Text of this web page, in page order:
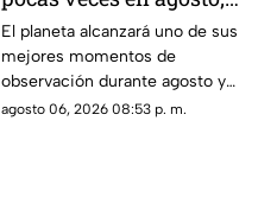
a esta hora podrás
verlo durante este mes
El planeta alcanzará uno de sus
mejores momentos de
observación durante agosto y
podrá distinguirse sin
agosto 06, 2026 08:53 p. m.